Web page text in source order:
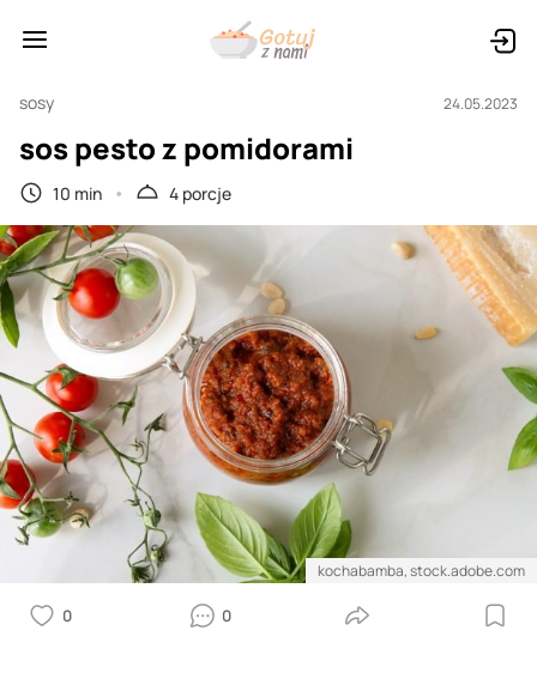
sosy 24.05.2023
sos pesto z pomidorami
10 min 4 porcje
kochabamba, stock.adobe.com
0 0